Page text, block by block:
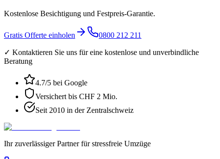
Kostenlose Besichtigung und Festpreis-Garantie.
Gratis Offerte einholen 0800 212 211
✓ Kontaktieren Sie uns für eine kostenlose und unverbindliche
Beratung
4.7/5 bei Google
Versichert bis CHF 2 Mio.
Seit 2010 in der Zentralschweiz
Ihr zuverlässiger Partner für stressfreie Umzüge